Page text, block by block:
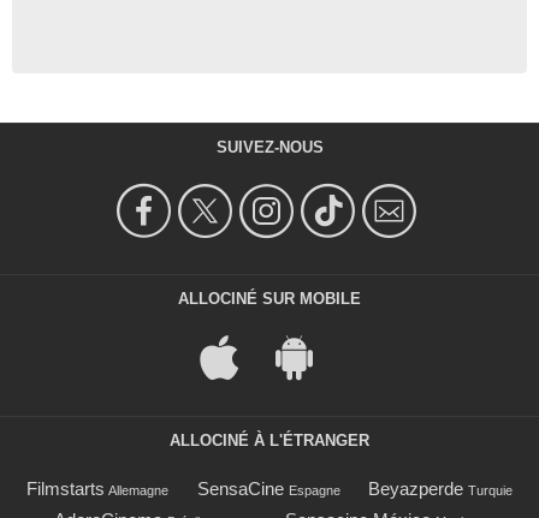
SUIVEZ-NOUS
ALLOCINÉ SUR MOBILE
ALLOCINÉ À L'ÉTRANGER
Filmstarts Allemagne SensaCine Espagne Beyazperde Turquie